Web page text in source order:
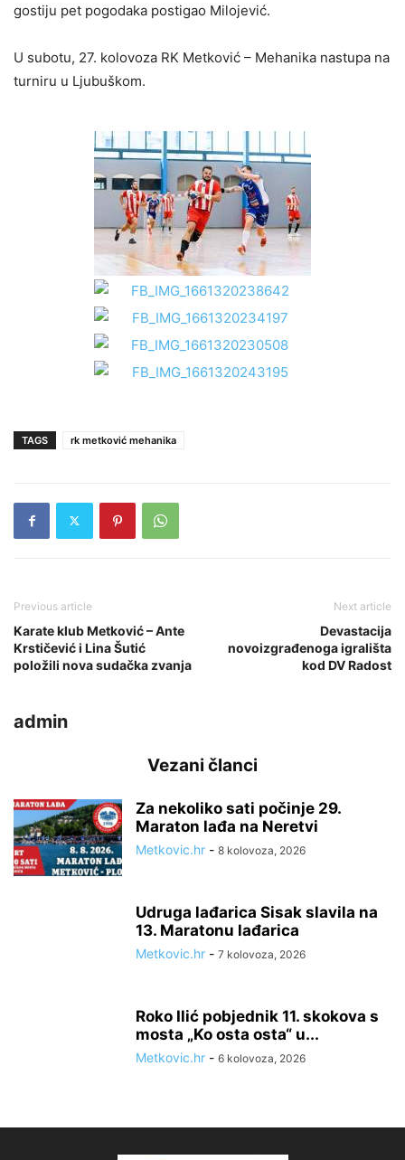
gostiju pet pogodaka postigao Milojević.
U subotu, 27. kolovoza RK Metković – Mehanika nastupa na
turniru u Ljubuškom.
TAGS rk metković mehanika
Previous article
Karate klub Metković – Ante
Krstičević i Lina Šutić
položili nova sudačka zvanja
Next article
Devastacija
novoizgrađenoga igrališta
kod DV Radost
admin
Vezani članci
Za nekoliko sati počinje 29.
Maraton lađa na Neretvi
Metkovic.hr - 8 kolovoza, 2026
Udruga lađarica Sisak slavila na
13. Maratonu lađarica
Metkovic.hr - 7 kolovoza, 2026
Roko Ilić pobjednik 11. skokova s
mosta „Ko osta osta“ u...
Metkovic.hr - 6 kolovoza, 2026